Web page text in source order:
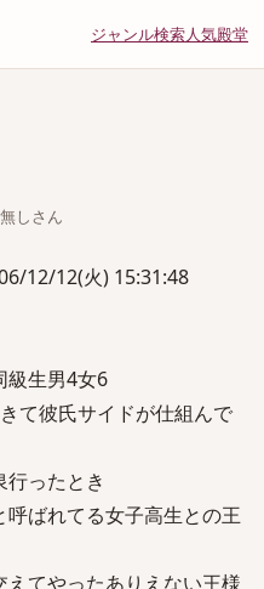
ジャンル検索人気殿堂
しさん
12/12(火) 15:31:48
級生男4女6
て彼氏サイドが仕組んで
行ったとき
呼ばれてる女子高生との王
えてやったありえない王様